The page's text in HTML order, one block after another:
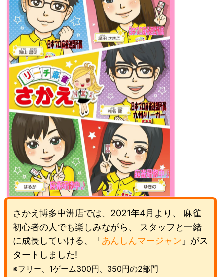
さかえ博多中洲店では、2021年4月より、
麻雀
初心者の人でも楽しみながら、
スタッフと一緒
に成長していける、
「 あんしんマージャン 」がス
タートしました!
※フリー、1ゲーム300円、350円の2部門